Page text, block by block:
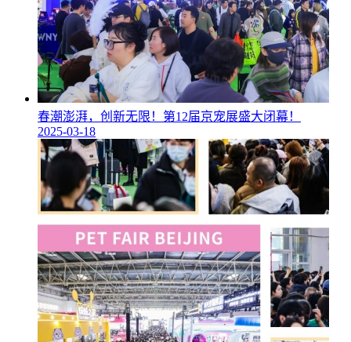
春潮澎湃，创新无限！第12届京宠展盛大闭幕！
2025-03-18